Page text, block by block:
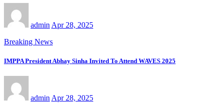
admin Apr 28, 2025
Breaking News
IMPPA President Abhay Sinha Invited To Attend WAVES 2025
admin Apr 28, 2025